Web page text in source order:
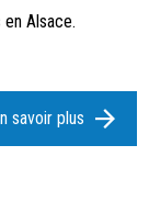
Alsace.
savoir plus